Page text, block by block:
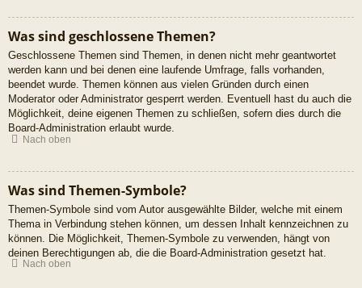
Was sind geschlossene Themen?
Geschlossene Themen sind Themen, in denen nicht mehr geantwortet
werden kann und bei denen eine laufende Umfrage, falls vorhanden,
beendet wurde. Themen können aus vielen Gründen durch einen
Moderator oder Administrator gesperrt werden. Eventuell hast du auch die
Möglichkeit, deine eigenen Themen zu schließen, sofern dies durch die
Board-Administration erlaubt wurde.
Nach oben
Was sind Themen-Symbole?
Themen-Symbole sind vom Autor ausgewählte Bilder, welche mit einem
Thema in Verbindung stehen können, um dessen Inhalt kennzeichnen zu
können. Die Möglichkeit, Themen-Symbole zu verwenden, hängt von
deinen Berechtigungen ab, die die Board-Administration gesetzt hat.
Nach oben